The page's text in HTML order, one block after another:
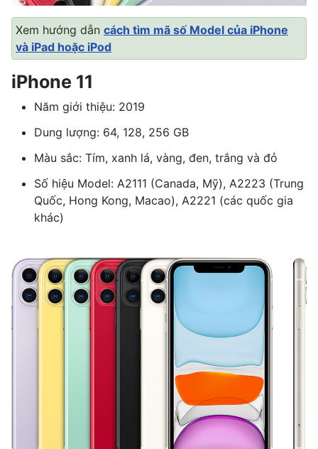
Xem hướng dẫn cách tìm mã số Model của iPhone
và iPad hoặc iPod
iPhone 11
Năm giới thiệu: 2019
Dung lượng: 64, 128, 256 GB
Màu sắc: Tím, xanh lá, vàng, đen, trắng và đỏ
Số hiệu Model: A2111 (Canada, Mỹ), A2223 (Trung
Quốc, Hong Kong, Macao), A2221 (các quốc gia
khác)